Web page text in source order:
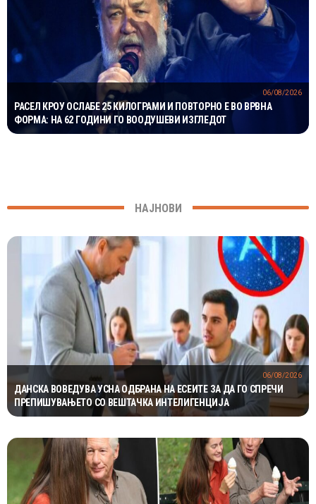
РАСЕЛ КРОУ ОСЛАБЕ 25 КИЛОГРАМИ И ПОВТОРНО Е ВО ВРВНА
ФОРМА: НА 62 ГОДИНИ ГО ВООДУШЕВИ ИЗГЛЕДОТ
06/08/2026
НАЈНОВИ
ДАНСКА ВОВЕДУВА УСНА ОДБРАНА НА ЕСЕИТЕ ЗА ДА ГО СПРЕЧИ
ПРЕПИШУВАЊЕТО СО ВЕШТАЧКА ИНТЕЛИГЕНЦИЈА
06/08/2026